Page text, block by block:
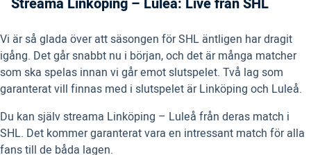
Vi är så glada över att säsongen för SHL äntligen har dragit
igång. Det går snabbt nu i början, och det är många matcher
som ska spelas innan vi går emot slutspelet. Två lag som
garanterat vill finnas med i slutspelet är Linköping och Luleå.
Du kan själv streama Linköping – Luleå från deras match i
SHL. Det kommer garanterat vara en intressant match för alla
fans till de båda lagen.